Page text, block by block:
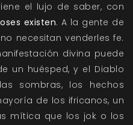
el lujo de saber, con
existen. A la gente de
necesitan venderles fe.
divina puede
un huésped, y el Diablo
sombras, los hechos
de los ifricanos, un
mítica que los jok o los